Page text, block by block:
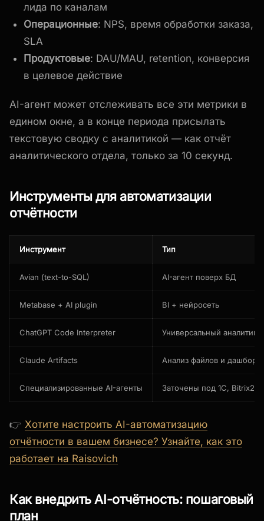
лида по каналам
Операционные: NPS, время обработки заказа,
SLA
Продуктовые: DAU/MAU, retention, конверсия
в целевое действие
AI-агент может отслеживать все эти метрики в
едином окне, а в конце периода присылать
текстовую сводку с аналитикой — как отчёт
аналитического отдела, только за 10 секунд.
Инструменты для автоматизации
отчётности
Инструмент Тип
Avian (text-to-SQL) AI-агент поверх БД
Metabase + AI plugin BI + нейросеть
ChatGPT Code Interpreter Универсальный аналитик
Claude Artifacts Анализ файлов и
Специализированные AI-агенты Заточены под 1С, Bitrix24,
👉 Хотите настроить AI-автоматизацию
отчётности в вашем бизнесе? Узнайте, как это
работает на Raisovich
Как внедрить AI-отчётность: пошаговый
план